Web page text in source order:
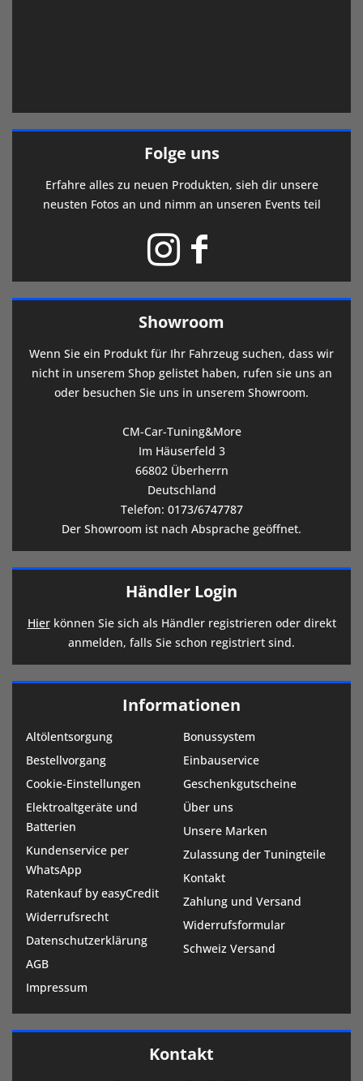
Folge uns
Erfahre alles zu neuen Produkten, sieh dir unsere
neusten Fotos an und nimm an unseren Events teil
Showroom
Wenn Sie ein Produkt für Ihr Fahrzeug suchen, dass wir
nicht in unserem Shop gelistet haben, rufen sie uns an
oder besuchen Sie uns in unserem Showroom.
CM-Car-Tuning&More
Im Häuserfeld 3
66802 Überherrn
Deutschland
Telefon: 0173/6747787
Der Showroom ist nach Absprache geöffnet.
Händler Login
Hierkönnen Sie sich als Händler registrieren oder direkt
anmelden, falls Sie schon registriert sind.
Informationen
Altölentsorgung
Bestellvorgang
Cookie-Einstellungen
Elektroaltgeräte und
Batterien
Kundenservice per
WhatsApp
Ratenkauf by easyCredit
Widerrufsrecht
Datenschutzerklärung
AGB
Impressum
Bonussystem
Einbauservice
Geschenkgutscheine
Über uns
Unsere Marken
Zulassung der Tuningteile
Kontakt
Zahlung und Versand
Widerrufsformular
Schweiz Versand
Kontakt